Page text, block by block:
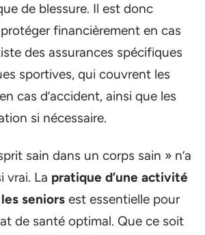
de blessure. Il est donc
financièrement en cas
des assurances spécifiques
sportives, qui couvrent les
cas d’accident, ainsi que les
si nécessaire.
sain dans un corps sain » n’a
vrai. La pratique d’une activité
seniors est essentielle pour
de santé optimal. Que ce soit